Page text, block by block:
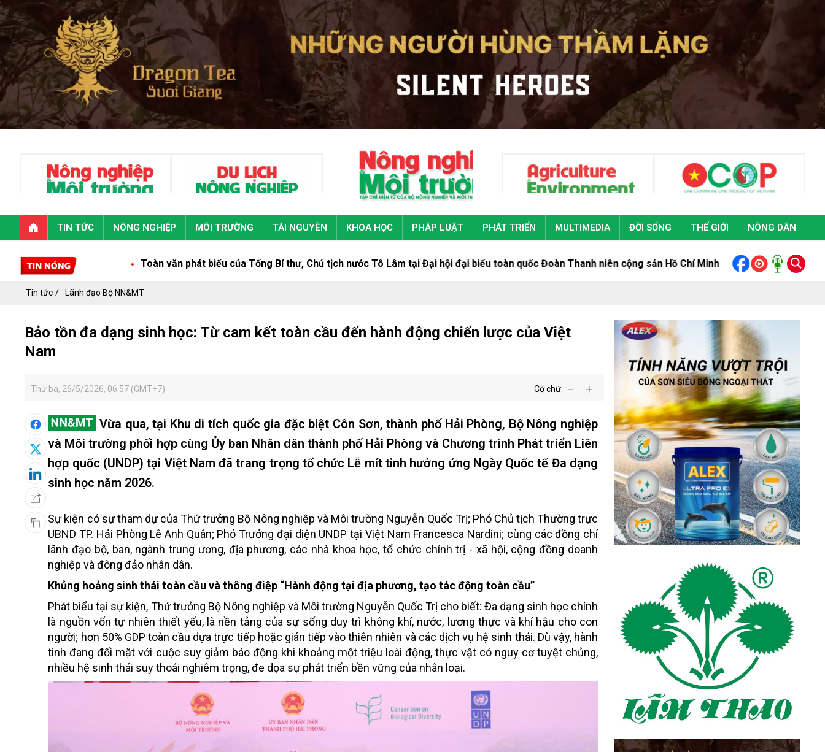
TIN TỨC NÔNG NGHIỆP MÔI TRƯỜNG TÀI NGUYÊN KHOA HỌC PHÁP LUẬT PHÁT TRIỂN MULTIMEDIA ĐỜI SỐNG THẾ GIỚI NÔNG DÂN
Toàn văn phát biểu của Tổng Bí thư, Chủ tịch nước Tô Lâm tại Đại hội đại biểu toàn quốc Đoàn Thanh niên cộng sản Hồ Chí Minh lần thứ XIIIBộ trưởng Trịnh Việt
Tin tức Lãnh đạo Bộ NN&MT
Bảo tồn đa dạng sinh học: Từ cam kết toàn cầu đến hành động chiến lược của Việt
Nam
Thứ ba, 26/5/2026, 06:57 (GMT+7) Cỡ chữ
Vừa qua, tại Khu di tích quốc gia đặc biệt Côn Sơn, thành phố Hải Phòng, Bộ Nông nghiệp
và Môi trường phối hợp cùng Ủy ban Nhân dân thành phố Hải Phòng và Chương trình Phát triển Liên
hợp quốc (UNDP) tại Việt Nam đã trang trọng tổ chức Lễ mít tinh hưởng ứng Ngày Quốc tế Đa dạng
sinh học năm 2026.
Sự kiện có sự tham dự của Thứ trưởng Bộ Nông nghiệp và Môi trường Nguyễn Quốc Trị; Phó Chủ tịch Thường trực
UBND TP. Hải Phòng Lê Anh Quân; Phó Trưởng đại diện UNDP tại Việt Nam Francesca Nardini; cùng các đồng chí
lãnh đạo bộ, ban, ngành trung ương, địa phương, các nhà khoa học, tổ chức chính trị - xã hội, cộng đồng doanh
nghiệp và đông đảo nhân dân.
Khủng hoảng sinh thái toàn cầu và thông điệp “Hành động tại địa phương, tạo tác động toàn cầu”
Phát biểu tại sự kiện, Thứ trưởng Bộ Nông nghiệp và Môi trường Nguyễn Quốc Trị cho biết: Đa dạng sinh học chính
là nguồn vốn tự nhiên thiết yếu, là nền tảng của sự sống duy trì không khí, nước, lương thực và khí hậu cho con
người; hơn 50% GDP toàn cầu dựa trực tiếp hoặc gián tiếp vào thiên nhiên và các dịch vụ hệ sinh thái. Dù vậy, hành
tinh đang đối mặt với cuộc suy giảm báo động khi khoảng một triệu loài động, thực vật có nguy cơ tuyệt chủng,
nhiều hệ sinh thái suy thoái nghiêm trọng, đe dọa sự phát triển bền vững của nhân loại.